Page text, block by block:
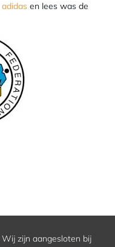
adidas en lees was de
Wij zijn aangesloten bij